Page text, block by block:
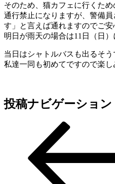
そのため、猫カフェに行くた
通行禁止になりますが、警備
す」と言えば通れますのでご安
明日が雨天の場合は11日（日）
当日はシャトルバスも出るそう
私達一同も初めてですので楽し
投稿ナビゲーション